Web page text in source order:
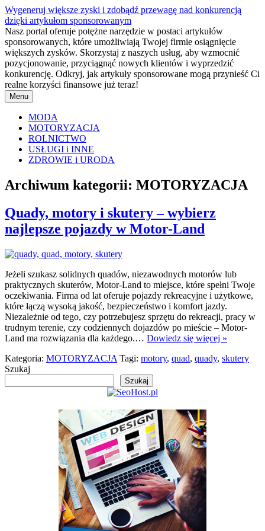
Przejdź
do
treści
Wygeneruj większe zyski i zdobądź przewagę nad konkurencją
dzięki artykułom sponsorowanym
Nasz portal oferuje potężne narzędzie w postaci artykułów
sponsorowanych, które umożliwiają Twojej firmie osiągnięcie
większych zysków. Skorzystaj z naszych usług, aby wzmocnić
pozycjonowanie, przyciągnąć nowych klientów i wyprzedzić
konkurencję. Odkryj, jak artykuły sponsorowane mogą przynieść Ci
realne korzyści finansowe już teraz!
Menu
MODA
MOTORYZACJA
ROLNICTWO
USŁUGI i INNE
ZDROWIE i URODA
Archiwum kategorii: MOTORYZACJA
Quady, motory i skutery – wybierz
najlepsze pojazdy w Motor-Land
Jeżeli szukasz solidnych quadów, niezawodnych motorów lub
praktycznych skuterów, Motor-Land to miejsce, które spełni Twoje
oczekiwania. Firma od lat oferuje pojazdy rekreacyjne i użytkowe,
które łączą wysoką jakość, bezpieczeństwo i komfort jazdy.
Niezależnie od tego, czy potrzebujesz sprzętu do rekreacji, pracy w
trudnym terenie, czy codziennych dojazdów po mieście – Motor-
Land ma rozwiązania dla każdego.… Dowiedz się więcej »
Kategoria: MOTORYZACJA Tagi: motory, quad, quady, skutery
Szukaj
Szukaj